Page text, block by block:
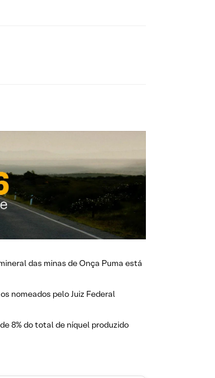
das minas de Onça Puma está
nomeados pelo Juiz Federal
8% do total de níquel produzido